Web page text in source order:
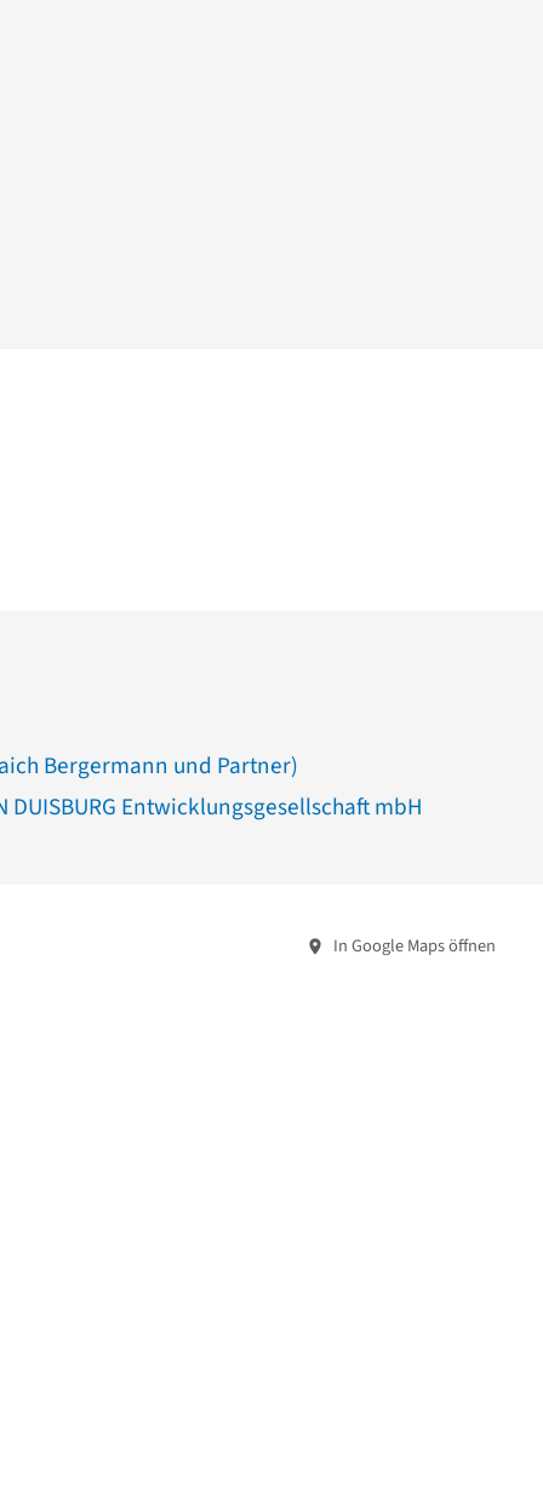
Bergermann und Partner)
DUISBURG Entwicklungsgesellschaft mbH
In Google Maps öffnen